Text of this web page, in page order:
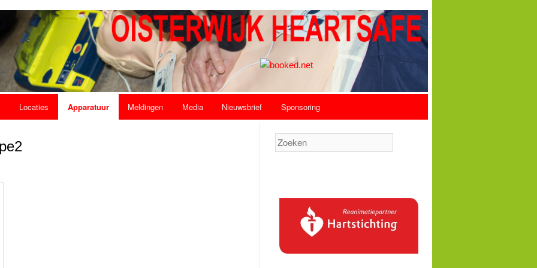
Locaties Apparatuur Meldingen Media Nieuwsbrief Sponsoring
Zoeken